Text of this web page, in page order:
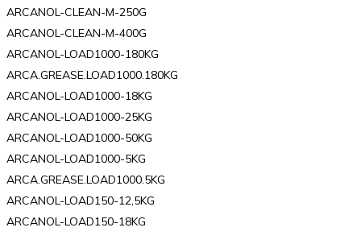
ARCANOL-CLEAN-M-250G
ARCANOL-CLEAN-M-400G
ARCANOL-LOAD1000-180KG
ARCA.GREASE.LOAD1000.180KG
ARCANOL-LOAD1000-18KG
ARCANOL-LOAD1000-25KG
ARCANOL-LOAD1000-50KG
ARCANOL-LOAD1000-5KG
ARCA.GREASE.LOAD1000.5KG
ARCANOL-LOAD150-12,5KG
ARCANOL-LOAD150-18KG